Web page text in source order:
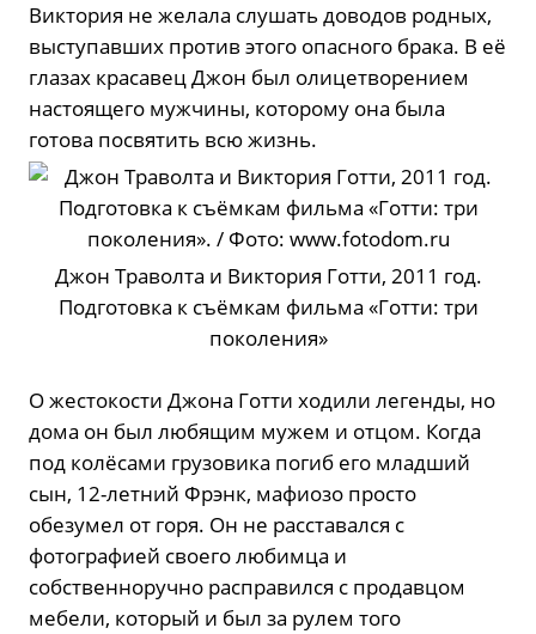
Виктория не желала слушать доводов родных,
выступавших против этого опасного брака. В её
глазах красавец Джон был олицетворением
настоящего мужчины, которому она была
готова посвятить всю жизнь.
Джон Траволта и Виктория Готти, 2011 год.
Подготовка к съёмкам фильма «Готти: три
поколения»
О жестокости Джона Готти ходили легенды, но
дома он был любящим мужем и отцом. Когда
под колёсами грузовика погиб его младший
сын, 12-летний Фрэнк, мафиозо просто
обезумел от горя. Он не расставался с
фотографией своего любимца и
собственноручно расправился с продавцом
мебели, который и был за рулем того